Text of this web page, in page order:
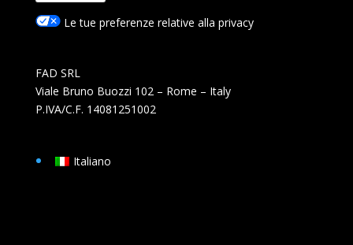
Le tue preferenze relative alla privacy
FAD SRL
Viale Bruno Buozzi 102 – Rome – Italy
P.IVA/C.F. 14081251002
Italiano